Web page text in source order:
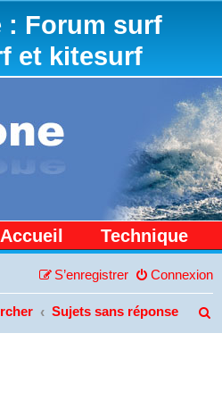
: Forum surf
et kitesurf
Accueil Technique
Connexion
S’enregistrer
Sujets sans réponse